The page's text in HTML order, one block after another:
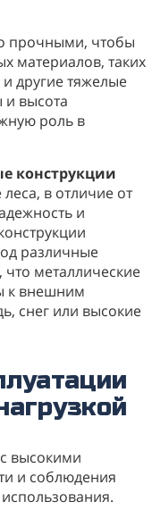
прочными, чтобы
материалов, таких
другие тяжелые
высота
роль в
конструкции
в отличие от
и
различные
металлические
к внешним
снег или высокие
высокими
и соблюдения